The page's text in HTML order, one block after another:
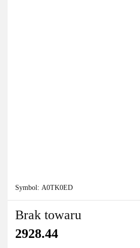
Symbol: A0TK0ED
Brak towaru
2928.44